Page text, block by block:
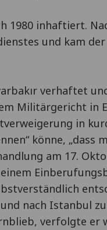
1980 inhaftiert.
und kam
verhaftet
Militärgericht in
in
könne, „dass
am 17.
nach Istanbul
verfolgte er